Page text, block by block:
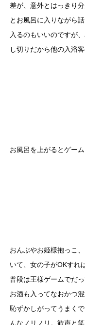
差が、意外とはっきり
とお風呂に入りながら
入るのもいいのですが
し切りだから他の入浴
お風呂を上がるとゲー
おんぶやお姫様抱っこ
いて、女の子がOKすれ
普段は王様ゲームでだ
お酒も入ってなおかつ
恥ずかしがってうまく
んなノリノリ。歓声と